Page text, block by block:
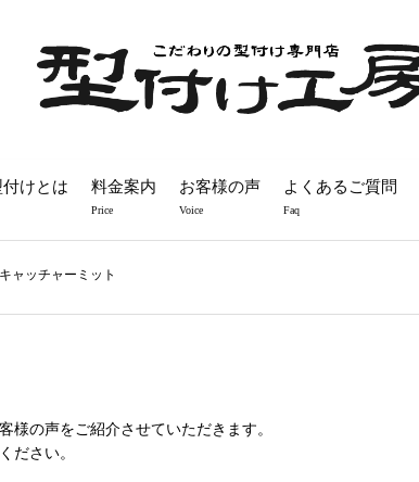
けとは 料金案内
Price
お客様の声
Voice
よくあるご質問
Faq
ャッチャーミット
様の声をご紹介させていただきます。
ださい。